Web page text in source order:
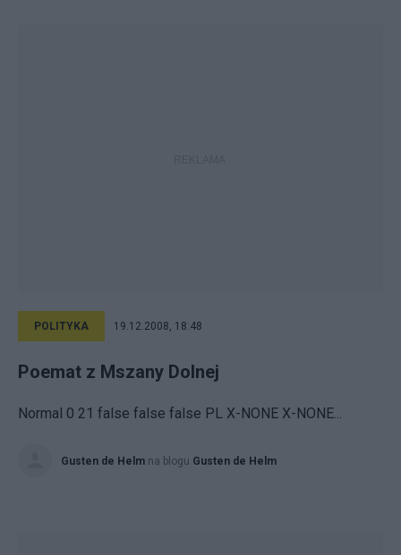
POLITYKA 19.12.2008, 18:48
Poemat z Mszany Dolnej
Normal 0 21 false false false PL X-NONE X-NONE...
Gusten de Helm na blogu Gusten de Helm